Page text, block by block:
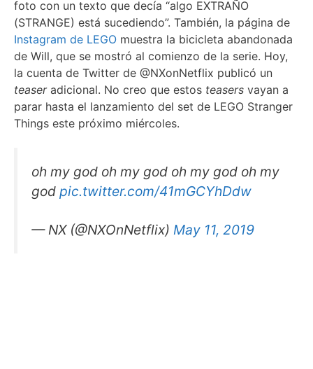
foto con un texto que decía “algo EXTRAÑO
(STRANGE) está sucediendo”. También, la página de
Instagram de LEGO muestra la bicicleta abandonada
de Will, que se mostró al comienzo de la serie. Hoy,
la cuenta de Twitter de @NXonNetflix publicó un
teaseradicional. No creo que estos teasers vayan a
parar hasta el lanzamiento del set de LEGO Stranger
Things este próximo miércoles.
oh my god oh my god oh my god oh my
god pic.twitter.com/41mGCYhDdw
— NX (@NXOnNetflix) May 11, 2019